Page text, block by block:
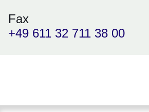
Fax
+49 611 32 711 38 00